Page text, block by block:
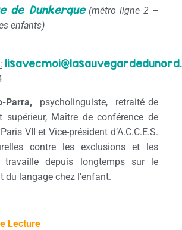
de Dunkerque(métro ligne 2 –
enfants)
:
Parra, psycholinguiste, retraité de
supérieur, Maître de conférence de
VII et Vice-président d’A.C.C.E.S.
contre les exclusions et les
travaille depuis longtemps sur le
du langage chez l’enfant.
Lecture